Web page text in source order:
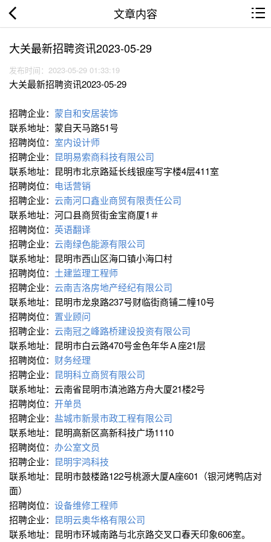
文章内容
大关最新招聘资讯2023-05-29
发布时间：2023-05-29 01:33:19
大关最新招聘资讯2023-05-29
招聘企业： 蒙自和安居装饰
联系地址：蒙自天马路51号
招聘岗位： 室内设计师
招聘企业： 昆明易索商科技有限公司
联系地址：昆明市北京路延长线银座写字楼4层411室
招聘岗位： 电话营销
招聘企业： 云南河口鑫业商贸有限责任公司
联系地址：河口县商贸街金宝商厦1＃
招聘岗位： 英语翻译
招聘企业： 云南绿色能源有限公司
联系地址：昆明市西山区海口镇小海口村
招聘岗位： 土建监理工程师
招聘企业： 云南吉洛房地产经纪有限公司
联系地址：昆明市龙泉路237号财临街商铺二幢10号
招聘岗位： 置业顾问
招聘企业： 云南冠之峰路桥建设投资有限公司
联系地址：昆明市白云路470号金色年华Ａ座21层
招聘岗位： 财务经理
招聘企业： 昆明科立商贸有限公司
联系地址：云南省昆明市滇池路方舟大厦21楼2号
招聘岗位： 开单员
招聘企业： 盐城市新景市政工程有限公司
联系地址：昆明高新区高新科技广场1110
招聘岗位： 办公室文员
招聘企业： 昆明宇鸿科技
联系地址：昆明市鼓楼路122号桃源大厦A座601（银河烤鸭店对
面）
招聘岗位： 设备维修工程师
招聘企业： 昆明云奥华格有限公司
联系地址：昆明市环城南路与北京路交叉口春天印象606室。